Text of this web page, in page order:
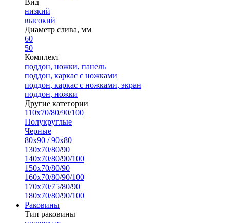
Вид
низкий
высокий
Диаметр слива, мм
60
50
Комплект
поддон, ножки, панель
поддон, каркас с ножками
поддон, каркас с ножками, экран
поддон, ножки
Другие категории
110х70/80/90/100
Полукруглые
Черные
80х90 / 90х80
130х70/80/90
140х70/80/90/100
150х70/80/90
160х70/80/90/100
170х70/75/80/90
180х70/80/90/100
Раковины
Тип раковины